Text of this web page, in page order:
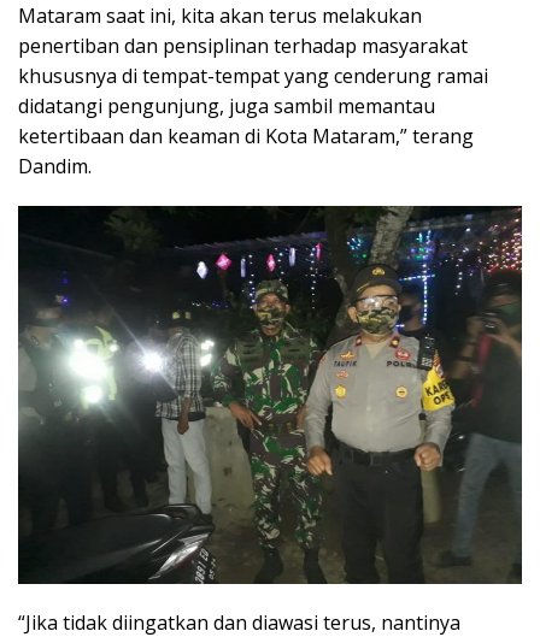
Mataram saat ini, kita akan terus melakukan
penertiban dan pensiplinan terhadap masyarakat
khususnya di tempat-tempat yang cenderung ramai
didatangi pengunjung, juga sambil memantau
ketertibaan dan keaman di Kota Mataram,” terang
Dandim.
“Jika tidak diingatkan dan diawasi terus, nantinya